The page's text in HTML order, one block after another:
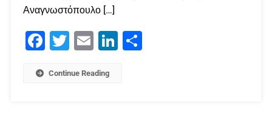
Αναγνωστόπουλο […]
Facebook
Twitter Email LinkedIn
Continue Reading